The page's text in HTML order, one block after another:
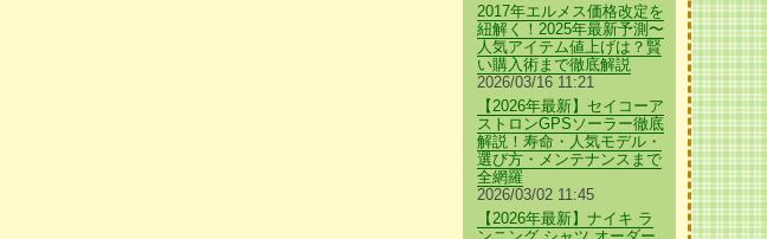
2017年エルメス価格改定を
紐解く！2025年最新予測〜
人気アイテム値上げは？賢
い購入術まで徹底解説
2026/03/16 11:21
【2026年最新】セイコーア
ストロンGPSソーラー徹底
解説！寿命・人気モデル・
選び方・メンテナンスまで
全網羅
2026/03/02 11:45
【2026年最新】ナイキ ラ